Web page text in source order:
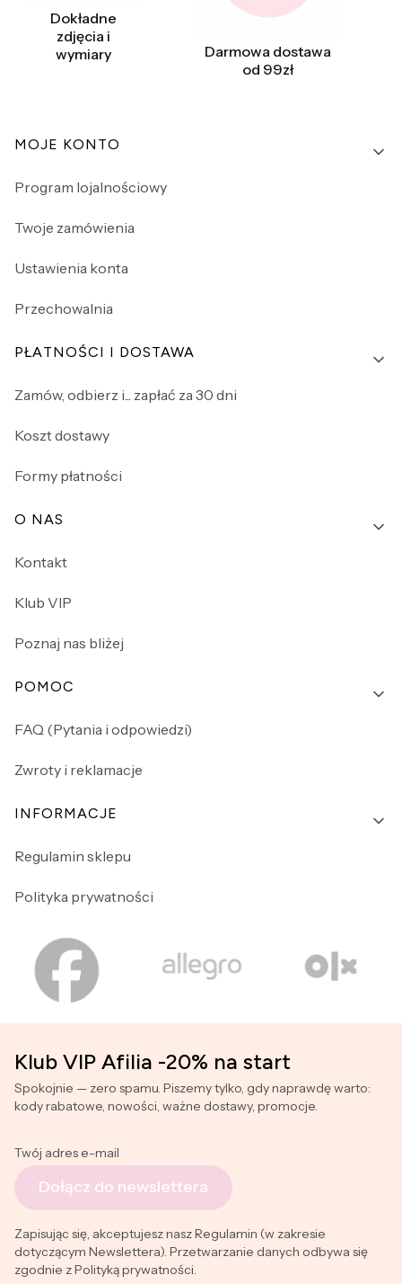
Dokładne
zdjęcia i
wymiary
Darmowa dostawa
od 99zł
Linki w stopce
MOJE KONTO
Program lojalnościowy
Twoje zamówienia
Ustawienia konta
Przechowalnia
PŁATNOŚCI I DOSTAWA
Zamów, odbierz i... zapłać za 30 dni
Koszt dostawy
Formy płatności
O NAS
Kontakt
Klub VIP
Poznaj nas bliżej
POMOC
FAQ (Pytania i odpowiedzi)
Zwroty i reklamacje
INFORMACJE
Regulamin sklepu
Polityka prywatności
Klub VIP Afilia -20% na start
Spokojnie — zero spamu. Piszemy tylko, gdy naprawdę warto:
kody rabatowe, nowości, ważne dostawy, promocje.
Twój adres e-mail
Dołącz do newslettera
Zapisując się, akceptujesz nasz Regulamin (w zakresie
dotyczącym Newslettera). Przetwarzanie danych odbywa się
zgodnie z Polityką prywatności.